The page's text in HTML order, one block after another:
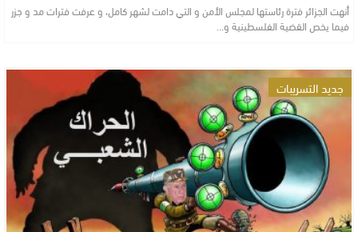
أنهت الجزائر فترة رئاستها لمجلس الأمن و التي دامت لشهر كامل، و عرفت فترات مد و جزر
فيما يخص القضية الفلسطينية و…
جديد التسريبات